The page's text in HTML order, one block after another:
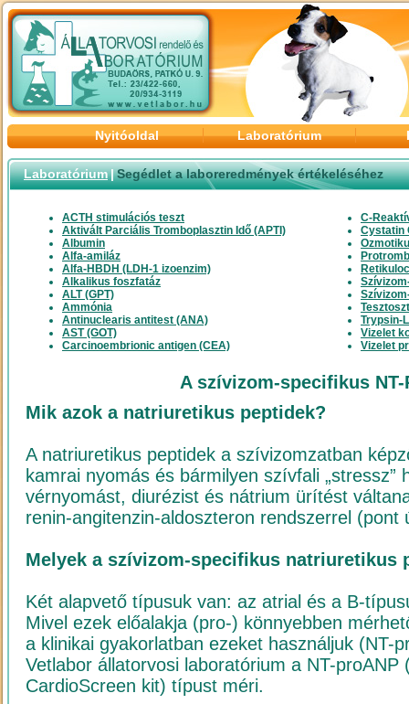
Nyitóoldal Laboratórium
Laboratórium|Segédlet a laboreredmények értékeléséhez
ACTH stimulációs teszt
Aktivált Parciális Tromboplasztin Idő (APTI)
Albumin
Alfa-amiláz
Alfa-HBDH (LDH-1 izoenzim)
Alkalikus foszfatáz
ALT (GPT)
Ammónia
Antinuclearis antitest (ANA)
AST (GOT)
Carcinoembrionic antigen (CEA)
C-
Cystatin
Trypsin-
Vizelet
Vizelet
A szívizom-specifikus NT-
Mik azok a natriuretikus peptidek?
A natriuretikus peptidek a szívizomzatban
kamrai nyomás és bármilyen szívfali „stressz”
vérnyomást, diurézist és nátrium ürítést
renin-angitenzin-aldoszteron rendszerrel (pont
Melyek a szívizom-specifikus natriuretikus
Két alapvető típusuk van: az atrial és a B-
Mivel ezek előalakja (pro-) könnyebben
a klinikai gyakorlatban ezeket használjuk (NT-
Vetlabor állatorvosi laboratórium a NT-proANP
CardioScreen kit) típust méri.